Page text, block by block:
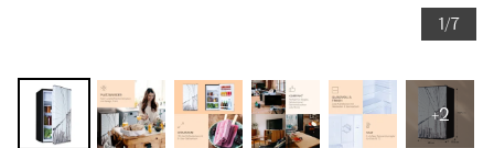
1/7
+2